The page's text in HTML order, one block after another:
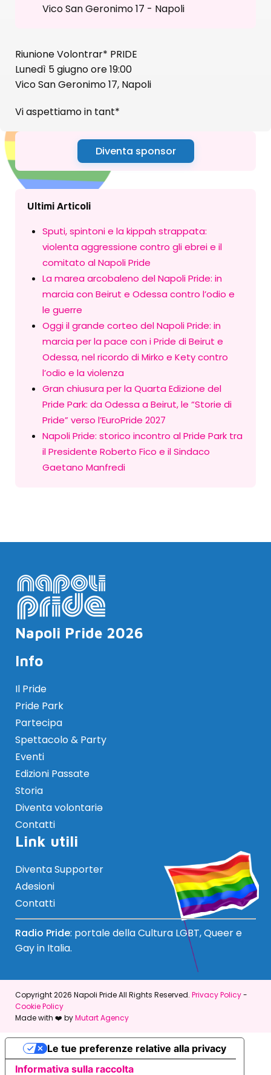
Vico San Geronimo 17 - Napoli
Riunione Volontrar* PRIDE
Lunedì 5 giugno ore 19:00
Vico San Geronimo 17, Napoli
Vi aspettiamo in tant*
Diventa sponsor
Ultimi Articoli
Sputi, spintoni e la kippah strappata:
violenta aggressione contro gli ebrei e il
comitato al Napoli Pride
La marea arcobaleno del Napoli Pride: in
marcia con Beirut e Odessa contro l’odio e
le guerre
Oggi il grande corteo del Napoli Pride: in
marcia per la pace con i Pride di Beirut e
Odessa, nel ricordo di Mirko e Kety contro
l’odio e la violenza
Gran chiusura per la Quarta Edizione del
Pride Park: da Odessa a Beirut, le “Storie di
Pride” verso l’EuroPride 2027
Napoli Pride: storico incontro al Pride Park tra
il Presidente Roberto Fico e il Sindaco
Gaetano Manfredi
Napoli Pride 2026
Info
Il Pride
Pride Park
Partecipa
Spettacolo & Party
Eventi
Edizioni Passate
Storia
Diventa volontariə
Contatti
Link utili
Diventa Supporter
Adesioni
Contatti
Radio Pride: portale della Cultura LGBT, Queer e
Gay in Italia.
Copyright 2026 Napoli Pride All Rights Reserved. Privacy Policy-
Cookie Policy
Made with ❤️ byMutart Agency
Informativa sulla raccolta
Le tue preferenze relative alla privacy